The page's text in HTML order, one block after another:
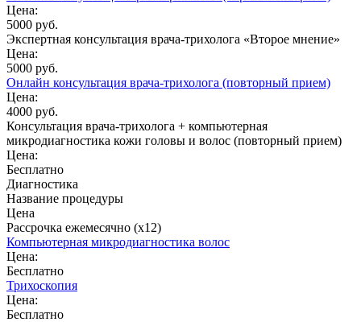
Цена:
5000 руб.
Экспертная консультация врача-трихолога «Второе мнение»
Цена:
5000 руб.
Онлайн консультация врача-трихолога (повторный прием)
Цена:
4000 руб.
Консультация врача-трихолога + компьютерная
микродиагностика кожи головы и волос (повторный прием)
Цена:
Бесплатно
Диагностика
Название процедуры
Цена
Рассрочка ежемесячно (x12)
Компьютерная микродиагностика волос
Цена:
Бесплатно
Трихоскопия
Цена:
Бесплатно